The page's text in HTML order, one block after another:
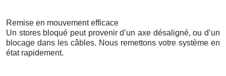
Remise en mouvement efficace
Un stores bloqué peut provenir d’un axe désaligné, ou d’un
blocage dans les câbles. Nous remettons votre système en
état rapidement.